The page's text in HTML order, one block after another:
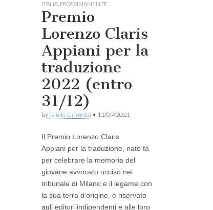
ITALIA PROSSIMAMENTE
Premio
Lorenzo Claris
Appiani per la
traduzione
2022 (entro
31/12)
by Giulia Grimoldi • 11/09/2021
Il Premio Lorenzo Claris
Appiani per la traduzione, nato fa
per celebrare la memoria del
giovane avvocato ucciso nel
tribunale di Milano e il legame con
la sua terra d’origine, è riservato
agli editori indipendenti e alle loro